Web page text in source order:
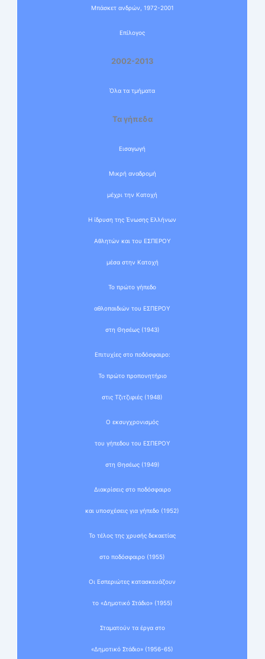
Μπάσκετ ανδρών, 1972-2001
Επίλογος
2002-2013
Όλα τα τμήματα
Τα γήπεδα
Εισαγωγή
Μικρή αναδρομή
μέχρι την Κατοχή
Η ίδρυση της Ένωσης Ελλήνων
Αθλητών και του ΕΣΠΕΡΟΥ
μέσα στην Κατοχή
Το πρώτο γήπεδο
αθλοπαιδιών του ΕΣΠΕΡΟΥ
στη Θησέως (1943)
Επιτυχίες στο ποδόσφαιρο:
Το πρώτο προπονητήριο
στις Τζιτζιφιές (1948)
Ο εκσυγχρονισμός
του γήπεδου του ΕΣΠΕΡΟΥ
στη Θησέως (1949)
Διακρίσεις στο ποδόσφαιρο
και υποσχέσεις για γήπεδο (1952)
Το τέλος της χρυσής δεκαετίας
στο ποδόσφαιρο (1955)
Οι Εσπεριώτες κατασκευάζουν
το «Δημοτικό Στάδιο» (1955)
Σταματούν τα έργα στο
«Δημοτικό Στάδιο» (1956-65)